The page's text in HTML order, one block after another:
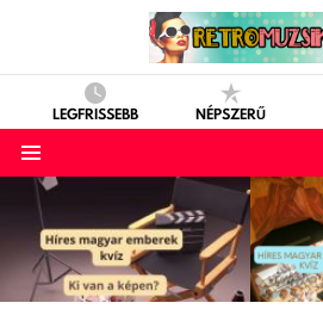
LEGFRISSEBB NÉPSZERŰ
LATEST
STORIES